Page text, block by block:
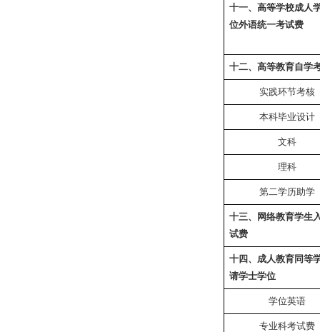
十一、高等学校成人
位外语统一考试费
十二、高等教育自学
实践环节考核
本科毕业设计
文科
理科
第二学历助学
十三、网络教育学生
试费
十四、成人教育同等
请学士学位
学位英语
专业科考试费